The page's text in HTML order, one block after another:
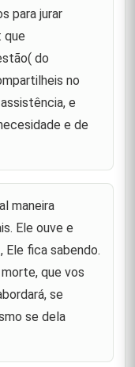
de um crente
me odiasse, ele
todas as
aos olhos de
orgulhosos."
sua
com o seu
valor é de acordo
e os
retenção dos
estiver com
os animais
para jurar
que
do
no
e
e de
maneira
Ele ouve e
Ele fica sabendo.
que vos
se
se dela